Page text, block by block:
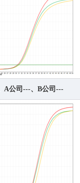
A公司---、B公司---